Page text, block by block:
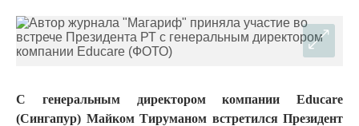
С генеральным директором компании Educare
(Сингапур) Майком Тируманом встретился Президент